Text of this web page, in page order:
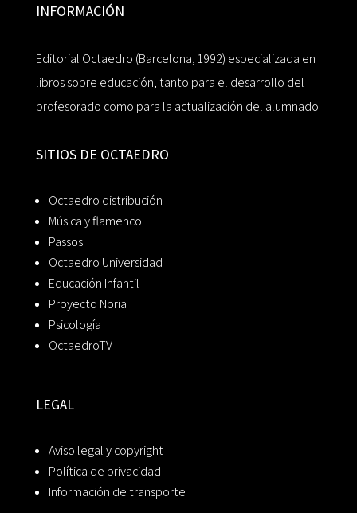
INFORMACIÓN
Editorial Octaedro (Barcelona, 1992) especializada en
libros sobre educación, tanto para el desarrollo del
profesorado como para la actualización del alumnado.
SITIOS DE OCTAEDRO
Octaedro distribución
Música y flamenco
Passos
Octaedro Universidad
Educación Infantil
Proyecto Noria
Psicología
OctaedroTV
LEGAL
Aviso legal y copyright
Política de privacidad
Información de transporte